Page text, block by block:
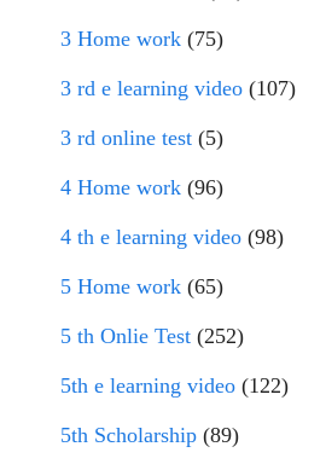
3 Home work (75)
3 rd e learning video (107)
3 rd online test (5)
4 Home work (96)
4 th e learning video (98)
5 Home work (65)
5 th Onlie Test (252)
5th e learning video (122)
5th Scholarship (89)